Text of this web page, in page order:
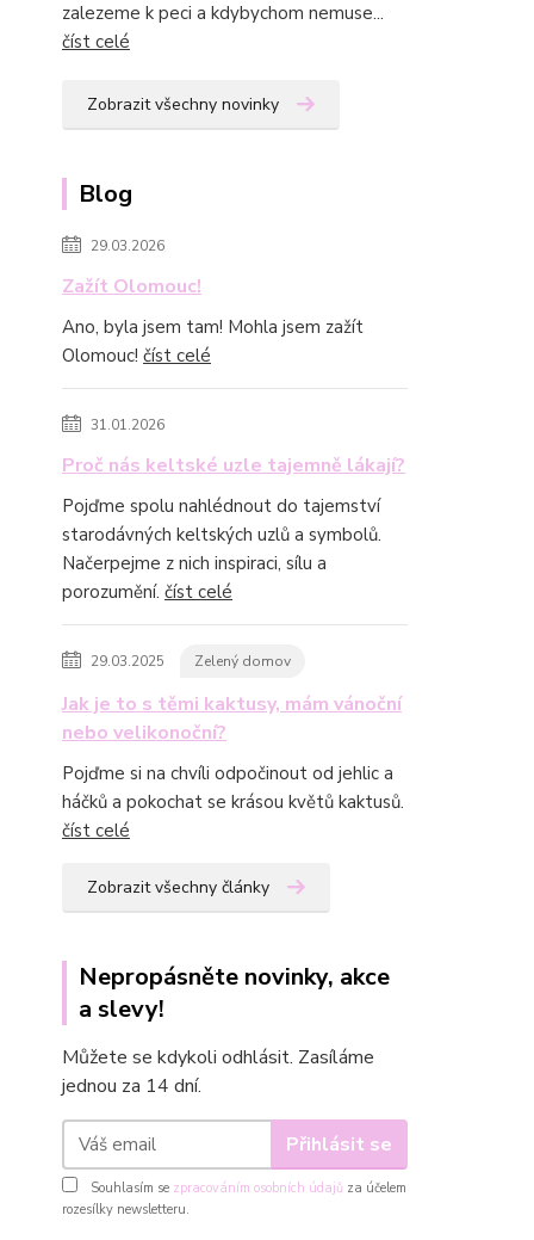
zalezeme k peci a kdybychom nemuse...
číst celé
Zobrazit všechny novinky
Blog
29.03.2026
Zažít Olomouc!
Ano, byla jsem tam! Mohla jsem zažít
Olomouc! číst celé
31.01.2026
Proč nás keltské uzle tajemně lákají?
Pojďme spolu nahlédnout do tajemství
starodávných keltských uzlů a symbolů.
Načerpejme z nich inspiraci, sílu a
porozumění. číst celé
29.03.2025 Zelený domov
Jak je to s těmi kaktusy, mám vánoční
nebo velikonoční?
Pojďme si na chvíli odpočinout od jehlic a
háčků a pokochat se krásou květů kaktusů.
číst celé
Zobrazit všechny články
Nepropásněte novinky, akce
a slevy!
Můžete se kdykoli odhlásit. Zasíláme
jednou za 14 dní.
Přihlásit se
Souhlasím se zpracováním osobních údajů za účelem
rozesílky newsletteru.